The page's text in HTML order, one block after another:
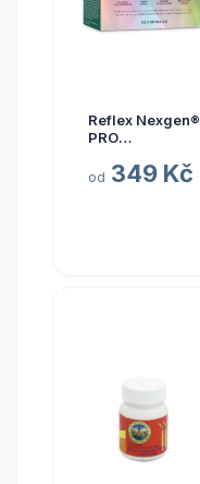
Reflex Nexgen®
PRO
NEW, 90 kapslí
od 349 Kč